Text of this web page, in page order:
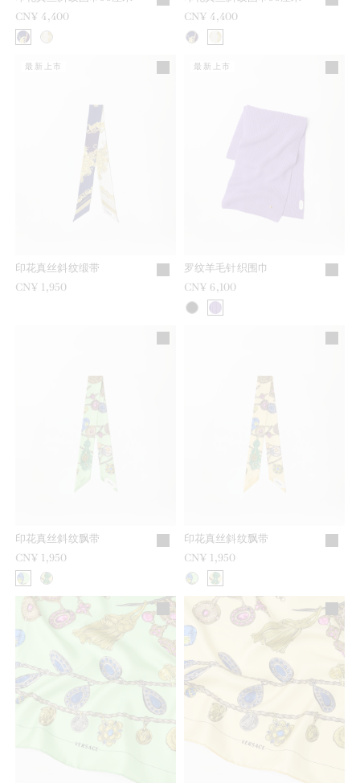
CN¥ 4,400
CN¥ 4,400
印花真丝斜纹缎带
CN¥ 1,950
最新上市
罗纹羊毛针织围巾
CN¥ 6,100
最新上市
印花真丝斜纹飘带
CN¥ 1,950
印花真丝斜纹飘带
CN¥ 1,950